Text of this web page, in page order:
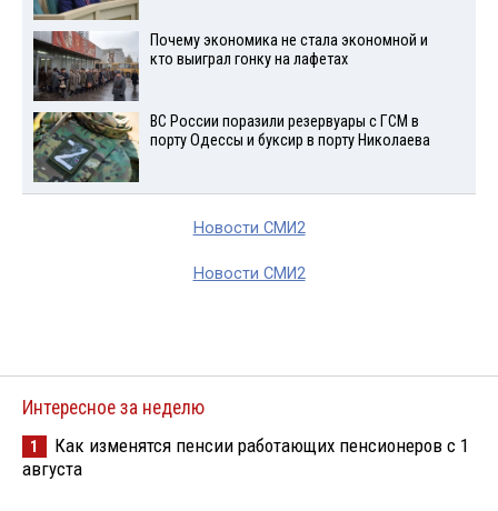
Почему экономика не стала экономной и
кто выиграл гонку на лафетах
ВС России поразили резервуары с ГСМ в
порту Одессы и буксир в порту Николаева
Новости СМИ2
Новости СМИ2
Интересное за неделю
1
Как изменятся пенсии работающих пенсионеров с 1
августа